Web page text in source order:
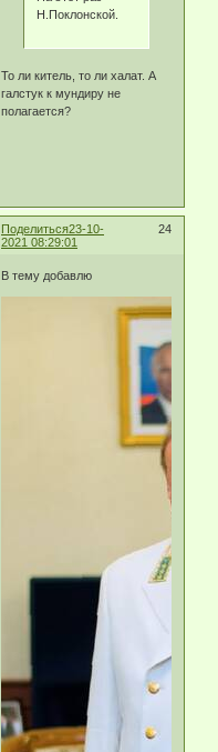
Н.Поклонской.
То ли китель, то ли халат. А
галстук к мундиру не
полагается?
Поделиться 24
23-10-
2021 08:29:01
В тему добавлю